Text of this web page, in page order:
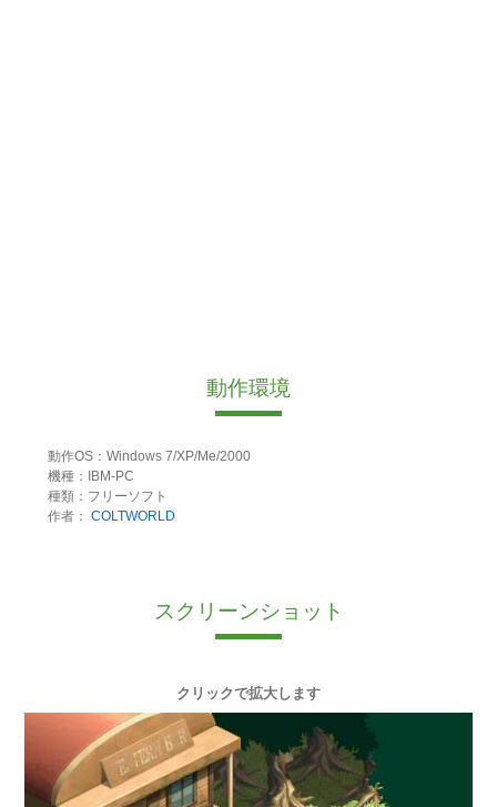
動作環境
動作OS：Windows 7/XP/Me/2000
機種：IBM-PC
種類：フリーソフト
作者： COLTWORLD
スクリーンショット
クリックで拡大します